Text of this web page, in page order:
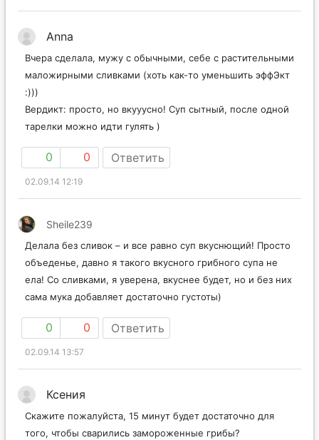
Anna
Вчера сделала, мужу с обычными, себе с растительными
маложирными сливками (хоть как-то уменьшить эффЭкт
:)))
Вердикт: просто, но вкууусно! Суп сытный, после одной
тарелки можно идти гулять )
0 0 Ответить
02.09.14 12:19
Sheile239
Делала без сливок – и все равно суп вкуснющий! Просто
объеденье, давно я такого вкусного грибного супа не
ела! Со сливками, я уверена, вкуснее будет, но и без них
сама мука добавляет достаточно густоты)
0 0 Ответить
02.09.14 13:57
Ксения
Скажите пожалуйста, 15 минут будет достаточно для
того, чтобы сварились замороженные грибы?